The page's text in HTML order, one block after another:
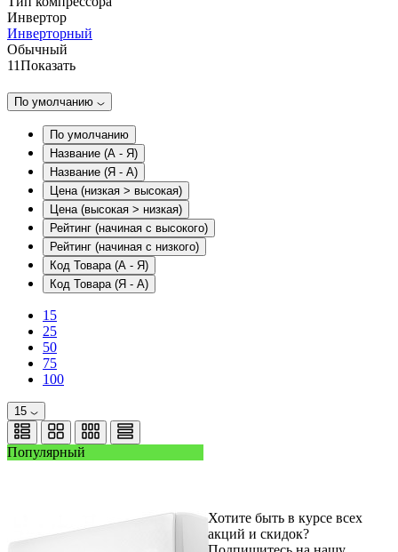
Инвертор
Инверторный
Обычный
11Показать
По умолчанию
По умолчанию
Название (А - Я)
Название (Я - А)
Цена (низкая > высокая)
Цена (высокая > низкая)
Рейтинг (начиная с высокого)
Рейтинг (начиная с низкого)
Код Товара (А - Я)
Код Товара (Я - А)
15
25
50
75
100
15
Популярный
Хотите быть в курсе всех
акций и скидок?